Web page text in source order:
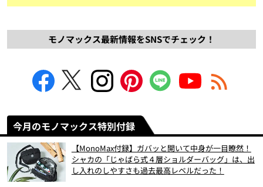
モノマックス最新情報をSNSでチェック！
今月のモノマックス特別付録
【MonoMax付録】ガバッと開いて中身が一目瞭然！
シャカの「じゃばら式４層ショルダーバッグ」は、出
し入れのしやすさも過去最高レベルだった！